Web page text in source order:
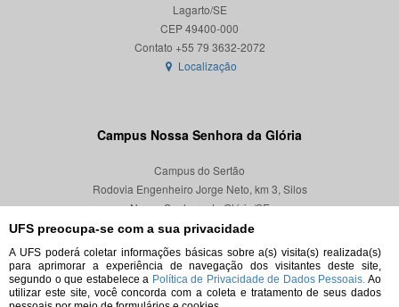
UFS preocupa-se com a sua privacidade
A UFS poderá coletar informações básicas sobre a(s) visita(s) realizada(s)
para aprimorar a experiência de navegação dos visitantes deste site,
segundo o que estabelece a Política de Privacidade de Dados Pessoais. Ao
utilizar este site, você concorda com a coleta e tratamento de seus dados
Lagarto/SE
CEP 49400-000
Localização
Campus Nossa Senhora da Glória
Campus do Sertão
Rodovia Engenheiro Jorge Neto, km 3, Silos
Nossa Senhora da Glória/SE
CEP 49680-000
Localização